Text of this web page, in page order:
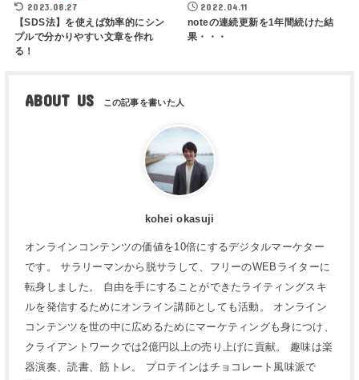
2023.08.27
【SDS法】を使えば効率的にシン
プルで分かりやすい文章を作れ
る！
2022.04.11
noteの連続更新を1年間続けた結
果・・・
ABOUT US
kohei okasuji
オンラインコンテンツの価値を10倍にするデジタルマーケター
です。 サラリーマンから脱サラして、フリーのWEBライターに
転身しました。 自由を手にすることができたライティングスキ
ルを発信するためにオンライン講師としても活動。 オンライン
コンテンツを世の中に広めるためにマーケティングも身につけ、
クライアントワークでは2億円以上の売り上げに貢献。 趣味は楽
器演奏、読書、筋トレ。 プロテインはチョコレート風味派で